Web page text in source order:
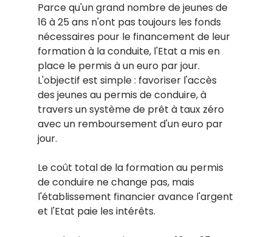
Parce qu'un grand nombre de jeunes de
16 à 25 ans n'ont pas toujours les fonds
nécessaires pour le financement de leur
formation à la conduite, l'Etat a mis en
place le permis à un euro par jour.
L'objectif est simple : favoriser l'accès
des jeunes au permis de conduire, à
travers un système de prêt à taux zéro
avec un remboursement d'un euro par
jour.
Le coût total de la formation au permis
de conduire ne change pas, mais
l'établissement financier avance l'argent
et l'Etat paie les intérêts.